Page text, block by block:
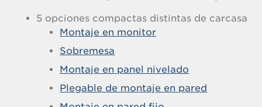
5 opciones compactas distintas de carcasa
Montaje en monitor
Sobremesa
Montaje en panel nivelado
Plegable de montaje en pared